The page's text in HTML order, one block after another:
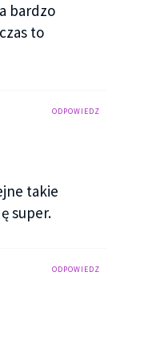
bardzo
to
ODPOWIEDZ
takie
super.
ODPOWIEDZ